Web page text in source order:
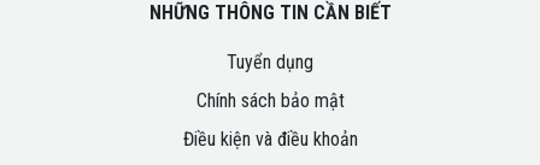
NHỮNG THÔNG TIN CẦN BIẾT
Tuyển dụng
Chính sách bảo mật
Điều kiện và điều khoản